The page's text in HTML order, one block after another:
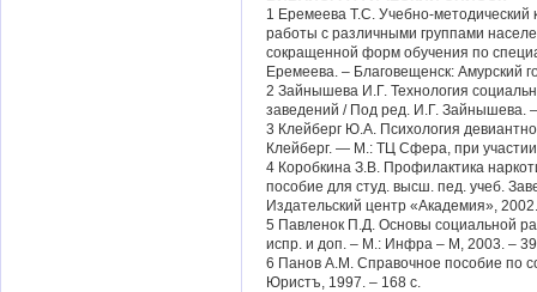
1 Еремеева Т.С. Учебно-методический
работы с различными группами
сокращенной форм обучения по
Еремеева. – Благовещенск: Амурский
2 Зайнышева И.Г. Технология
заведений / Под ред. И.Г. Зайнышева.
3 Клейберг Ю.А. Психология
Клейберг. — М.: ТЦ Сфера, при
4 Коробкина З.В. Профилактика
пособие для студ. высш. пед. учеб.
Издательский центр «Академия»,
5 Павленок П.Д. Основы социальной
испр. и доп. – М.: Инфра – М, 2003. –
6 Панов А.М. Справочное пособие по
Юристъ, 1997. – 168 с.